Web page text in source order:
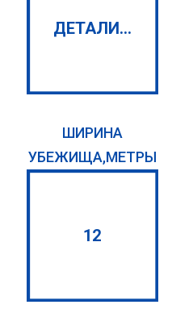
ДЕТАЛИ...
ШИРИНА
УБЕЖИЩА,МЕТРЫ
12